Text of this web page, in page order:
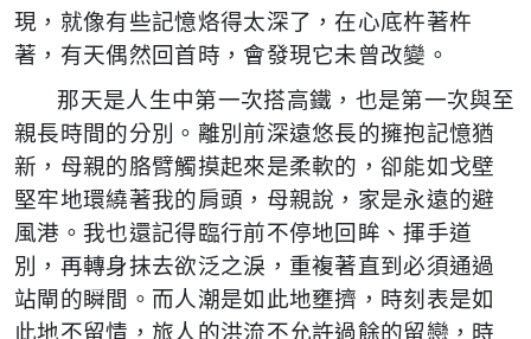
現，就像有些記憶烙得太深了，在心底杵著杵
著，有天偶然回首時，會發現它未曾改變。
那天是人生中第一次搭高鐵，也是第一次與至
親長時間的分別。離別前深遠悠長的擁抱記憶猶
新，母親的胳臂觸摸起來是柔軟的，卻能如戈壁
堅牢地環繞著我的肩頭，母親說，家是永遠的避
風港。我也還記得臨行前不停地回眸、揮手道
別，再轉身抹去欲泛之淚，重複著直到必須通過
站閘的瞬間。而人潮是如此地壅擠，時刻表是如
此地不留情，旅人的洪流不允許過餘的留戀，時